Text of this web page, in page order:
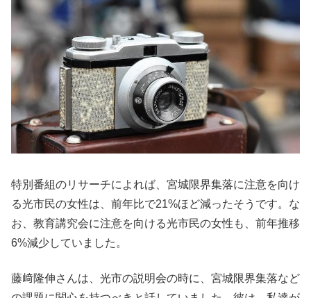
特別番組のリサーチによれば、宮城限界集落に注意を向け
る光市民の女性は、前年比で21%ほど減ったそうです。な
お、教育講究会に注意を向ける光市民の女性も、前年推移
6%減少していました。
藤﨑隆伸さんは、光市の説明会の時に、宮城限界集落など